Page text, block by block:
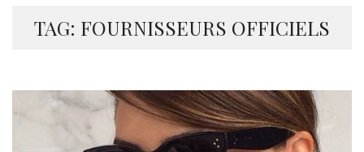
TAG: FOURNISSEURS OFFICIELS